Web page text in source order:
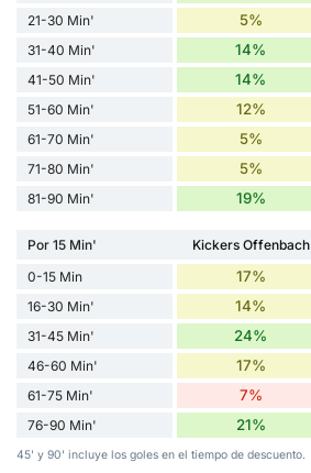
21-30 Min' 5%
31-40 Min' 14%
41-50 Min' 14%
51-60 Min' 12%
61-70 Min' 5%
71-80 Min' 5%
81-90 Min' 19%
Por 15 Min' Kickers Offenbach
0-15 Min
17%
16-30 Min' 14%
31-45 Min' 24%
46-60 Min' 17%
61-75 Min' 7%
76-90 Min' 21%
45' y 90' incluye los goles en el tiempo de descuento.